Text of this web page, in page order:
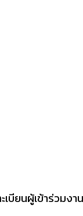
เบียนผู้เข้าร่วมง